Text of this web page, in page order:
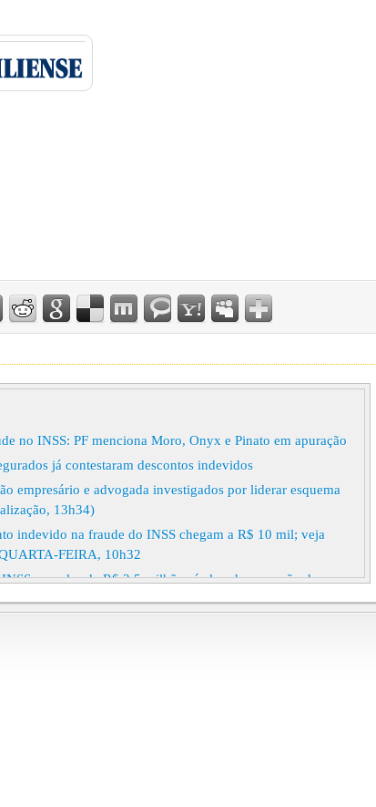
no INSS: PF menciona Moro, Onyx e Pinato em apuração
já contestaram descontos indevidos
empresário e advogada investigados por liderar esquema
13h34)
indevido na fraude do INSS chegam a R$ 10 mil; veja
FEIRA, 10h32
no valor de R$ 2,5 milhões é alvo de operação da
Um servidor do INSS - que é advogado de formação - e um